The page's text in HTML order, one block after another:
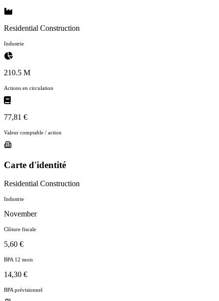
Residential Construction
Industrie
210.5 M
Actions en circulation
77,81 €
Valeur comptable / action
Carte d'identité
Residential Construction
Industrie
November
Clôture fiscale
5,60 €
BPA 12 mois
14,30 €
BPA prévisionnel